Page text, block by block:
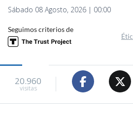
Sábado 08 Agosto, 2026 | 00:00
Seguimos criterios de
20.960
visitas